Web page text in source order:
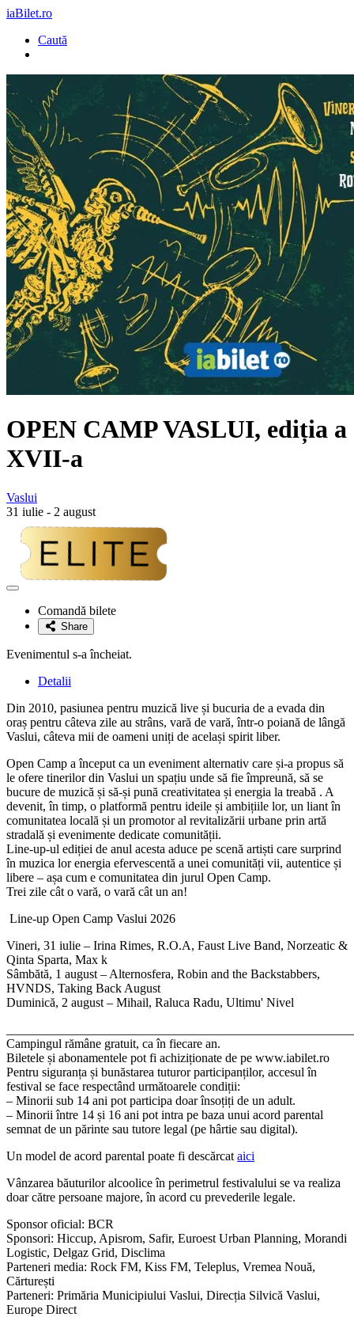
iaBilet.ro
Caută
OPEN CAMP VASLUI, ediția a
XVII-a
Vaslui
31 iulie - 2 august
Adaugă
favoriteComandă bilete
Share
Evenimentul s-a încheiat.
Detalii
Din 2010, pasiunea pentru muzică live și bucuria de a evada din
oraș pentru câteva zile au strâns, vară de vară, într-o poiană de lângă
Vaslui, câteva mii de oameni uniți de același spirit liber.
Open Camp a început ca un eveniment alternativ care și-a propus să
le ofere tinerilor din Vaslui un spațiu unde să fie împreună, să se
bucure de muzică și să-și pună creativitatea și energia la treabă . A
devenit, în timp, o platformă pentru ideile și ambițiile lor, un liant în
comunitatea locală și un promotor al revitalizării urbane prin artă
stradală și evenimente dedicate comunității.
Line-up-ul ediției de anul acesta aduce pe scenă artiști care surprind
în muzica lor energia efervescentă a unei comunități vii, autentice și
libere – așa cum e comunitatea din jurul Open Camp.
Trei zile cât o vară, o vară cât un an!
Line-up Open Camp Vaslui 2026
Vineri, 31 iulie – Irina Rimes, R.O.A, Faust Live Band, Norzeatic &
Qinta Sparta, Max k
Sâmbătă, 1 august – Alternosfera, Robin and the Backstabbers,
HVNDS, Taking Back August
Duminică, 2 august – Mihail, Raluca Radu, Ultimu' Nivel
Campingul rămâne gratuit, ca în fiecare an.
Biletele și abonamentele pot fi achiziționate de pe www.iabilet.ro
Pentru siguranța și bunăstarea tuturor participanților, accesul în
festival se face respectând următoarele condiții:
– Minorii sub 14 ani pot participa doar însoțiți de un adult.
– Minorii între 14 și 16 ani pot intra pe baza unui acord parental
semnat de un părinte sau tutore legal (pe hârtie sau digital).
Un model de acord parental poate fi descărcat aici
Vânzarea băuturilor alcoolice în perimetrul festivalului se va realiza
doar către persoane majore, în acord cu prevederile legale.
Sponsor oficial: BCR
Sponsori: Hiccup, Apisrom, Safir, Euroest Urban Planning, Morandi
Logistic, Delgaz Grid, Disclima
Parteneri media: Rock FM, Kiss FM, Teleplus, Vremea Nouă,
Cărturești
Parteneri: Primăria Municipiului Vaslui, Direcția Silvică Vaslui,
Europe Direct